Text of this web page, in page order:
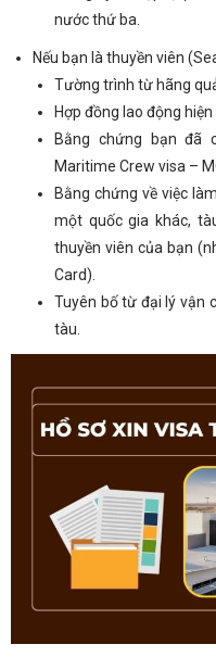
nước thứ ba.
Nếu bạn là thuyền viên
Tường trình từ hãng
Hợp đồng lao động hiện
Bằng chứng bạn đã
Maritime Crew visa –
Bằng chứng về việc
một quốc gia khác,
thuyền viên của bạn
Card).
Tuyên bố từ đại lý vận
tàu.